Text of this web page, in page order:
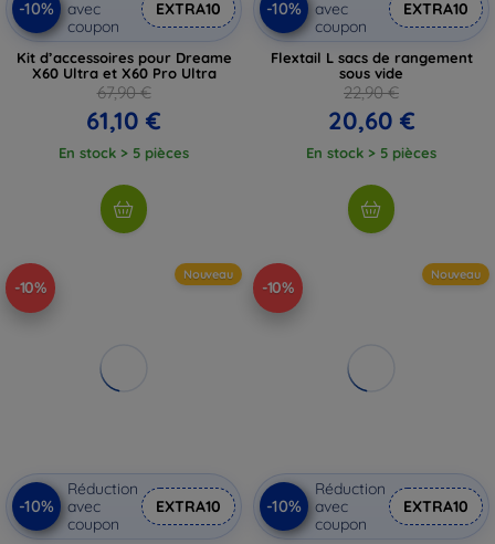
-10%
avec
coupon
EXTRA10
Kit d’accessoires pour Dreame
X60 Ultra et X60 Pro Ultra
67,90 €
61,10 €
En stock > 5 pièces
-10%
avec
coupon
EXTRA10
Flextail L sacs de rangement
sous vide
22,90 €
20,60 €
En stock > 5 pièces
-10%
Nouveau
-10%
Réduction
avec
coupon
EXTRA10
-10%
Nouveau
-10%
Réduction
avec
coupon
EXTRA10